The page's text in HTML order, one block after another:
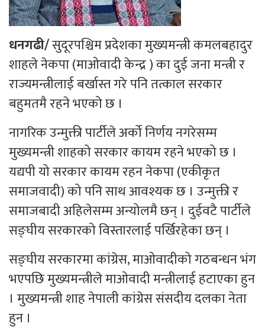
धनगढी/सुदूरपश्चिम प्रदेशका मुख्यमन्त्री कमलबहादुर
शाहले नेकपा (माओवादी केन्द्र ) का दुई जना मन्त्री र
राज्यमन्त्रीलाई बर्खास्त गरे पनि तत्काल सरकार
बहुमतमै रहने भएको छ ।
नागरिक उन्मुक्ती पार्टीले अर्को निर्णय नगरेसम्म
मुख्यमन्त्री शाहको सरकार कायम रहने भएको छ ।
यद्यपी यो सरकार कायम रहन नेकपा (एकीकृत
समाजवादी) को पनि साथ आवश्यक छ । उन्मुक्ती र
समाजबादी अहिलेसम्म अन्योलमै छन् । दुईवटै पार्टीले
सङ्घीय सरकारको विस्तारलाई पर्खिरहेका छन् ।
सङ्घीय सरकारमा कांग्रेस, माओवादीको गठबन्धन भंग
भएपछि मुख्यमन्त्रीले माओवादी मन्त्रीलाई हटाएका हुन
। मुख्यमन्त्री शाह नेपाली कांग्रेस संसदीय दलका नेता
हुन ।